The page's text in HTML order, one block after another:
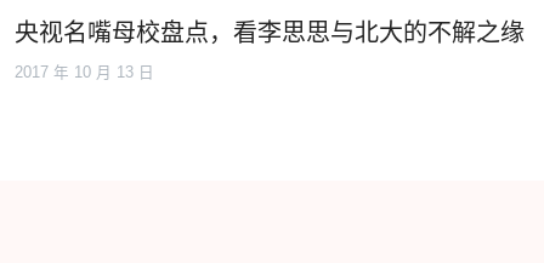
央视名嘴母校盘点，看李思思与北大的不解之缘
2017 年 10 月 13 日